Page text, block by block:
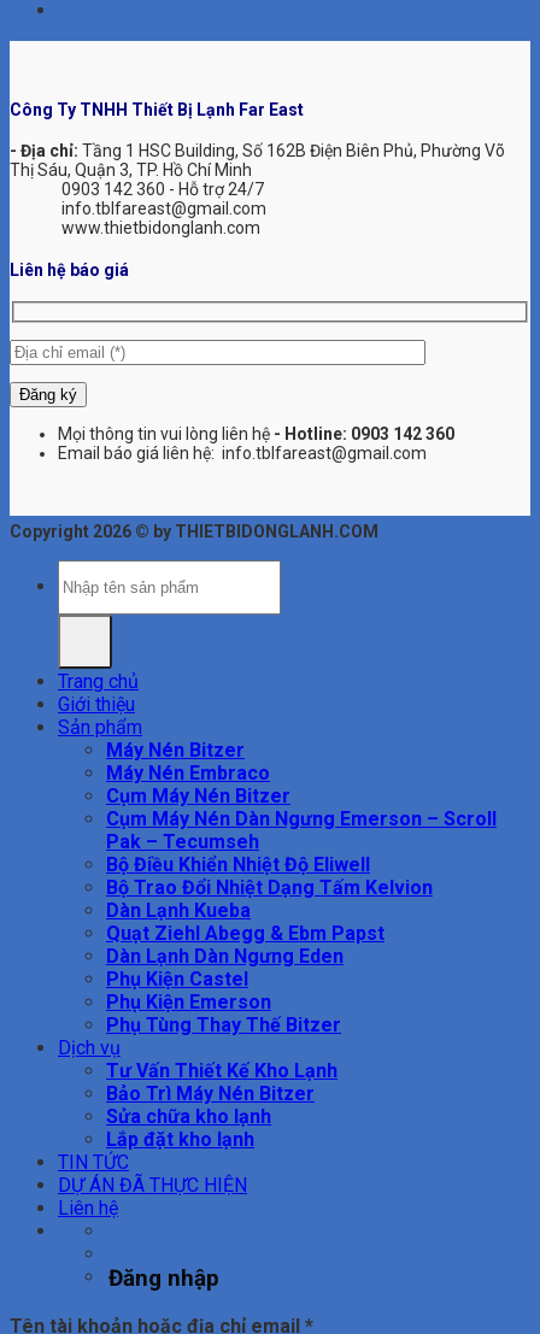
Công Ty TNHH Thiết Bị Lạnh Far East
- Địa chỉ: Tầng 1 HSC Building, Số 162B Điện Biên Phủ, Phường Võ
Thị Sáu, Quận 3, TP. Hồ Chí Minh
0903 142 360 - Hỗ trợ 24/7
info.tblfareast@gmail.com
www.thietbidonglanh.com
Liên hệ báo giá
Mọi thông tin vui lòng liên hệ - Hotline: 0903 142 360
Email báo giá liên hệ: info.tblfareast@gmail.com
Copyright 2026 © by THIETBIDONGLANH.COM
kiếm:
Trang chủ
Giới thiệu
Sản phẩm
Máy Nén Bitzer
Máy Nén Embraco
Cụm Máy Nén Bitzer
Cụm Máy Nén Dàn Ngưng Emerson – Scroll
Pak – Tecumseh
Bộ Điều Khiển Nhiệt Độ Eliwell
Bộ Trao Đổi Nhiệt Dạng Tấm Kelvion
Dàn Lạnh Kueba
Quạt Ziehl Abegg & Ebm Papst
Dàn Lạnh Dàn Ngưng Eden
Phụ Kiện Castel
Phụ Kiện Emerson
Phụ Tùng Thay Thế Bitzer
Dịch vụ
Tư Vấn Thiết Kế Kho Lạnh
Bảo Trì Máy Nén Bitzer
Sửa chữa kho lạnh
Lắp đặt kho lạnh
TIN TỨC
DỰ ÁN ĐÃ THỰC HIỆN
Liên hệ
Đăng nhập
Tên tài khoản hoặc địa chỉ email *Bắt